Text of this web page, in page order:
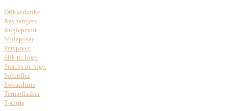
Drikkedunke
Keyhangers
Kuglepenne
Muleposer
Paraplyer
Slik m. logo
Snacks m. logo
Solbriller
Sweatshirts
Termoflasker
T-shirts